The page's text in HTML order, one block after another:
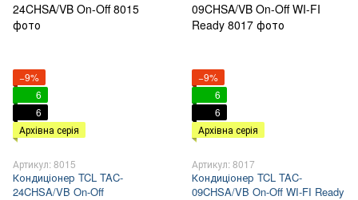
−9%
6
6
Архівна серія
Артикул: 8015
Кондиціонер TCL TAC-
24CHSA/VB On-Off
−9%
6
6
Архівна серія
Артикул: 8017
Кондиціонер TCL TAC-
09CHSA/VB On-Off WI-FI Ready